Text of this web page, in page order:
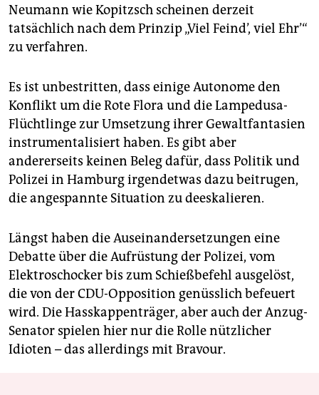
Neumann wie Kopitzsch scheinen derzeit
tatsächlich nach dem Prinzip „Viel Feind’, viel Ehr’“
zu verfahren.
Es ist unbestritten, dass einige Autonome den
Konflikt um die Rote Flora und die Lampedusa-
Flüchtlinge zur Umsetzung ihrer Gewaltfantasien
instrumentalisiert haben. Es gibt aber
andererseits keinen Beleg dafür, dass Politik und
Polizei in Hamburg irgendetwas dazu beitrugen,
die angespannte Situation zu deeskalieren.
Längst haben die Auseinandersetzungen eine
Debatte über die Aufrüstung der Polizei, vom
Elektroschocker bis zum Schießbefehl ausgelöst,
die von der CDU-Opposition genüsslich befeuert
wird. Die Hasskappenträger, aber auch der Anzug-
Senator spielen hier nur die Rolle nützlicher
Idioten – das allerdings mit Bravour.